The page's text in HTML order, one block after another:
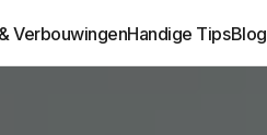
VerbouwingenHandige TipsBlog